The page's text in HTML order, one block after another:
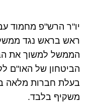
יו"ר הרש"פ מחמוד
ראש בראש נגד
הממשל למשוך את
הביטחון של האו"ם
בעלת חברות מלאה
משקיף בלבד.